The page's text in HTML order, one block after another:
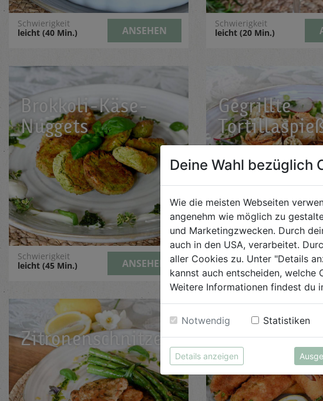
Schwierigkeit
leicht (40 Min.)
ANSEHEN
Schwierigkeit
leicht (20 Min.)
Brokkoli-Käse-
Nuggets
Schwierigkeit
leicht (45 Min.)
ANSEHEN
Gegrillte
Schwierigkeit
leicht (35 Min.)
Zitronenschnitzerl
Spargel
Bleu
Deine Wahl bezüglich
Wie die meisten Webseiten
angenehm wie möglich zu
und Marketingzwecken. Durch
auch in den USA, verarbeitet.
aller Cookies zu. Unter "Details
kannst auch entscheiden, welche
Weitere Informationen findest du
Notwendig Statistiken
Details anzeigen